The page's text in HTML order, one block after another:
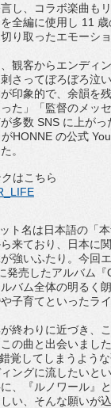
し、
コラボ楽曲も
全編に使用し 11 歳
り取ったエモーシ
観客からエンディ
さってぼろぼろ泣
印象的で、余韻を
た」「 監督のメッ
多数 SNS に上が
HONNE の公式
。
はこちら
ト名は日本語の「本
来ており、
日本に
強いふたり 。今回
発売したアルバム『
バム全体の明るく
子育てといったライ
終わりに近づき、
の曲と出会いまし
覚してしまうよう
ングに流したいと
、『ルノワール』
い、 そんな願いが